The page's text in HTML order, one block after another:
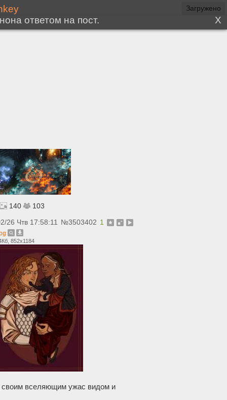
140 103
26 Чтв 17:58:11 №3503402 1
852x1184
вселяющим ужас видом и
Загружено